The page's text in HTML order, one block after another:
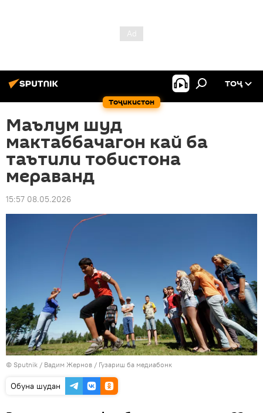
Тоҷикистон
ТОҶ
Маълум шуд
мактаббачагон кай ба
таътили тобистона
мераванд
15:57 08.05.2026
© Sputnik / Вадим Жернов / Гузариш ба медиабонк
Обуна шудан